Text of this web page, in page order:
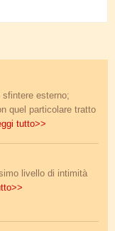
sfintere esterno;
quel particolare tratto
tutto>>
livello di intimità